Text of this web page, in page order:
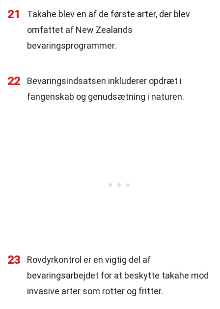
21
Takahe blev en af de første arter, der blev
omfattet af New Zealands
bevaringsprogrammer.
22
Bevaringsindsatsen inkluderer opdræt i
fangenskab og genudsætning i naturen.
23
Rovdyrkontrol er en vigtig del af
bevaringsarbejdet for at beskytte takahe mod
invasive arter som rotter og fritter.